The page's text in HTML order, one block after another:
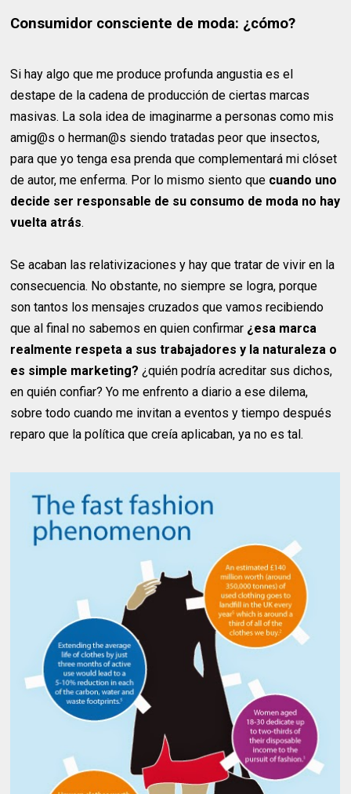
Consumidor consciente de moda: ¿cómo?
Si hay algo que me produce profunda angustia es el
destape de la cadena de producción de ciertas marcas
masivas. La sola idea de imaginarme a personas como mis
amig@s o herman@s siendo tratadas peor que insectos,
para que yo tenga esa prenda que complementará mi clóset
de autor, me enferma. Por lo mismo siento que cuando uno
decide ser responsable de su consumo de moda no hay
vuelta atrás.
Se acaban las relativizaciones y hay que tratar de vivir en la
consecuencia. No obstante, no siempre se logra, porque
son tantos los mensajes cruzados que vamos recibiendo
que al final no sabemos en quien confirmar ¿esa marca
realmente respeta a sus trabajadores y la naturaleza o
es simple marketing? ¿quién podría acreditar sus dichos,
en quién confiar? Yo me enfrento a diario a ese dilema,
sobre todo cuando me invitan a eventos y tiempo después
reparo que la política que creía aplicaban, ya no es tal.